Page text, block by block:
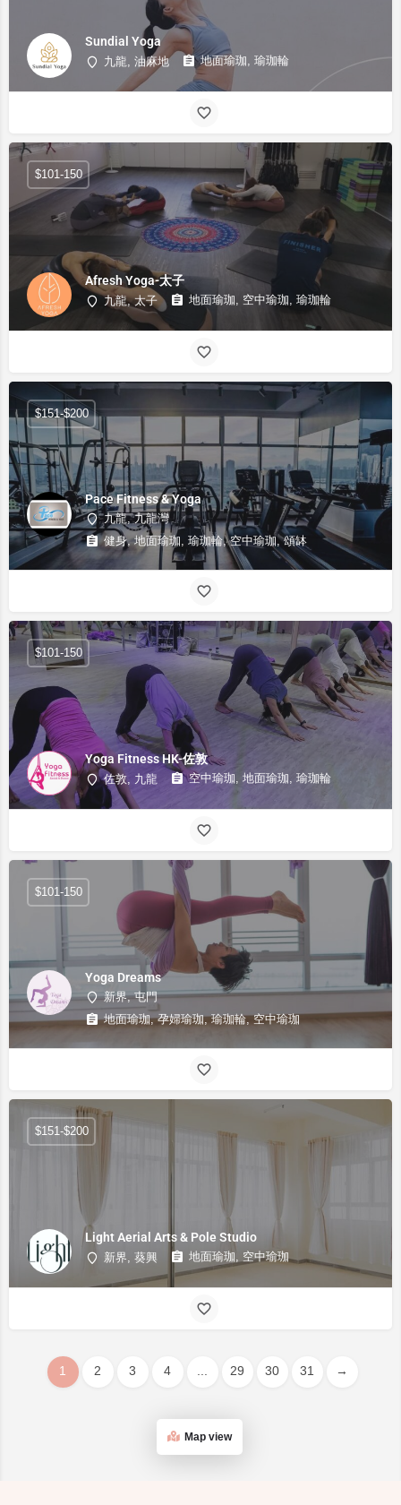
Sundial Yoga
九龍, 油麻地 地面瑜珈, 瑜珈輪
Afresh Yoga-太子
九龍, 太子 地面瑜珈, 空中瑜珈, 瑜珈輪
$101-150
Pace Fitness & Yoga
九龍, 九龍灣
健身, 地面瑜珈, 瑜珈輪, 空中瑜珈, 頌缽
$151-$200
Yoga Fitness HK-佐敦
佐敦, 九龍 空中瑜珈, 地面瑜珈, 瑜珈輪
$101-150
Yoga Dreams
新界, 屯門
地面瑜珈, 孕婦瑜珈, 瑜珈輪, 空中瑜珈
$101-150
Light Aerial Arts & Pole Studio
新界, 葵興 地面瑜珈, 空中瑜珈
$151-$200
1 2 3 4 ... 29 30 31 →
Map view